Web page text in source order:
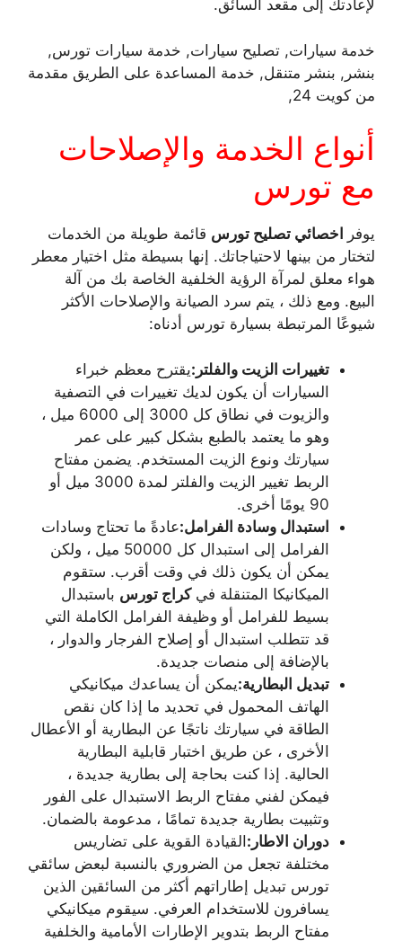
لإعادتك إلى مقعد السائق.
خدمة سيارات, تصليح سيارات, خدمة سيارات تورس,
بنشر, بنشر متنقل, خدمة المساعدة على الطريق مقدمة
من كويت 24,
أنواع الخدمة والإصلاحات
مع تورس
يوفر اخصائي تصليح تورس قائمة طويلة من الخدمات
لتختار من بينها لاحتياجاتك. إنها بسيطة مثل اختيار معطر
هواء معلق لمرآة الرؤية الخلفية الخاصة بك من آلة
البيع. ومع ذلك ، يتم سرد الصيانة والإصلاحات الأكثر
شيوعًا المرتبطة بسيارة تورس أدناه:
تغييرات الزيت والفلتر:يقترح معظم خبراء
السيارات أن يكون لديك تغييرات في التصفية
والزيوت في نطاق كل 3000 إلى 6000 ميل ،
وهو ما يعتمد بالطبع بشكل كبير على عمر
سيارتك ونوع الزيت المستخدم. يضمن مفتاح
الربط تغيير الزيت والفلتر لمدة 3000 ميل أو
90 يومًا أخرى.
استبدال وسادة الفرامل:عادةً ما تحتاج وسادات
الفرامل إلى استبدال كل 50000 ميل ، ولكن
يمكن أن يكون ذلك في وقت أقرب. ستقوم
الميكانيكا المتنقلة فيكراج تورس باستبدال
بسيط للفرامل أو وظيفة الفرامل الكاملة التي
قد تتطلب استبدال أو إصلاح الفرجار والدوار ،
بالإضافة إلى منصات جديدة.
تبديل البطارية:يمكن أن يساعدك ميكانيكي
الهاتف المحمول في تحديد ما إذا كان نقص
الطاقة في سيارتك ناتجًا عن البطارية أو الأعطال
الأخرى ، عن طريق اختبار قابلية البطارية
الحالية. إذا كنت بحاجة إلى بطارية جديدة ،
فيمكن لفني مفتاح الربط الاستبدال على الفور
وتثبيت بطارية جديدة تمامًا ، مدعومة بالضمان.
دوران الاطار:القيادة القوية على تضاريس
مختلفة تجعل من الضروري بالنسبة لبعض سائقي
تورس تبديل إطاراتهم أكثر من السائقين الذين
يسافرون للاستخدام العرفي. سيقوم ميكانيكي
مفتاح الربط بتدوير الإطارات الأمامية والخلفية